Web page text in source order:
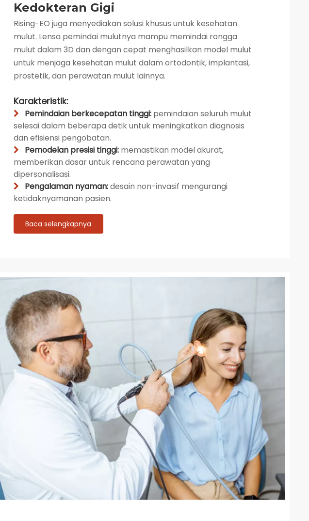
Kedokteran Gigi
Rising-EO juga menyediakan solusi khusus untuk kesehatan
mulut. Lensa pemindai mulutnya mampu memindai rongga
mulut dalam 3D dan dengan cepat menghasilkan model mulut
untuk menjaga kesehatan mulut dalam ortodontik, implantasi,
prostetik, dan perawatan mulut lainnya.
Karakteristik:
 Pemindaian berkecepatan tinggi: pemindaian seluruh mulut
selesai dalam beberapa detik untuk meningkatkan diagnosis
dan efisiensi pengobatan.
 Pemodelan presisi tinggi: memastikan model akurat,
memberikan dasar untuk rencana perawatan yang
dipersonalisasi.
 Pengalaman nyaman:desain non-invasif mengurangi
ketidaknyamanan pasien.
Baca selengkapnya